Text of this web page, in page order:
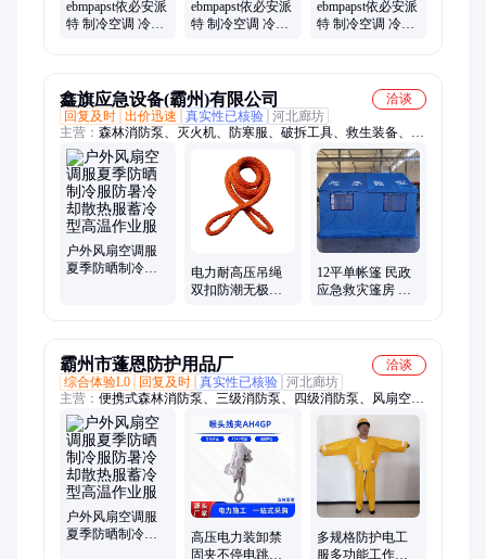
ebmpapst依必安派
特 制冷空调 冷却
ebmpapst依必安派
特 制冷空调 冷却
ebmpapst依必安派
特 制冷空调 冷却
鑫旗应急设备(霸州)有限公司
洽谈
回复及时 出价迅速 真实性已核验 河北廊坊
主营： 森林消防泵、灭火机、防寒服、破拆工具、救生装备、手
抬机动泵、应急救援包、森林防火服、防汛挡水板、风力灭火
器、可移动防水板、阻燃灭火防护服
户外风扇空调服
夏季防晒制冷服
电力耐高压吊绳
双扣防潮无极绳
12平单帐篷 民政
应急救灾篷房 牛
霸州市蓬恩防护用品厂
洽谈
综合体验L0
回复及时 真实性已核验 河北廊坊
主营： 便携式森林消防泵、三级消防泵、四级消防泵、风扇空调
服、风力灭火机、油锯、重型高扬程森林消防泵、远距离森林消
防泵、消防水带、高压细水雾灭火机、汽油细水雾灭火机、个人
护具、森林防火服、二号灭火工具、三号灭火工具、电动灭火水
枪、往复式灭火水枪、超高速涡流风水灭火机、防汛子堤、防汛
围井、防汛挡水板、蓄水池
户外风扇空调服
夏季防晒制冷服
高压电力装卸禁
固夹不停电跳线
多规格防护电工
服多功能工作服